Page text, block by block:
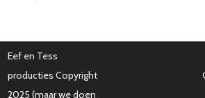
Eef en Tess
producties Copyright
2025 (maar we doen